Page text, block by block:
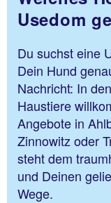
Usedom
Du suchst eine
Dein Hund
Nachricht: In
Haustiere
Angebote in
Zinnowitz oder
steht dem
und Deinen
Wege.